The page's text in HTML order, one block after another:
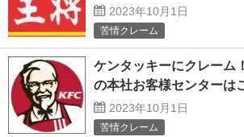
2023年10月1日
苦情クレーム
ケンタッキーにクレーム
の本社お客様センターは
2023年10月1日
苦情クレーム